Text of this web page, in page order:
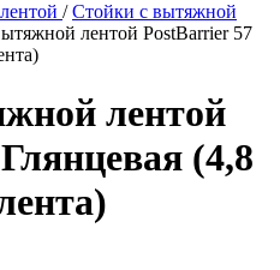
/Стойки с вытяжной
лентой PostBarrier 57
лентой
(4,8